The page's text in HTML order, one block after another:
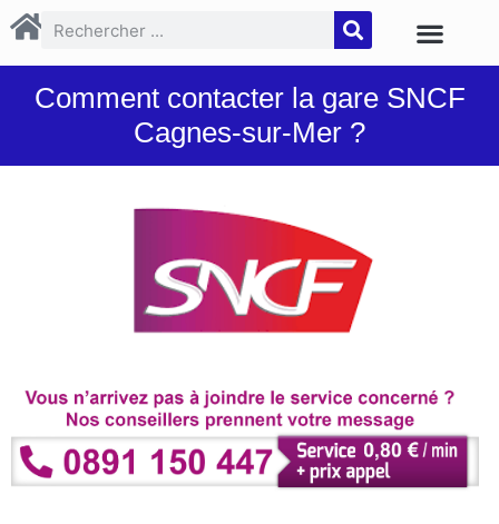
Comment contacter la gare SNCF
Cagnes-sur-Mer ?